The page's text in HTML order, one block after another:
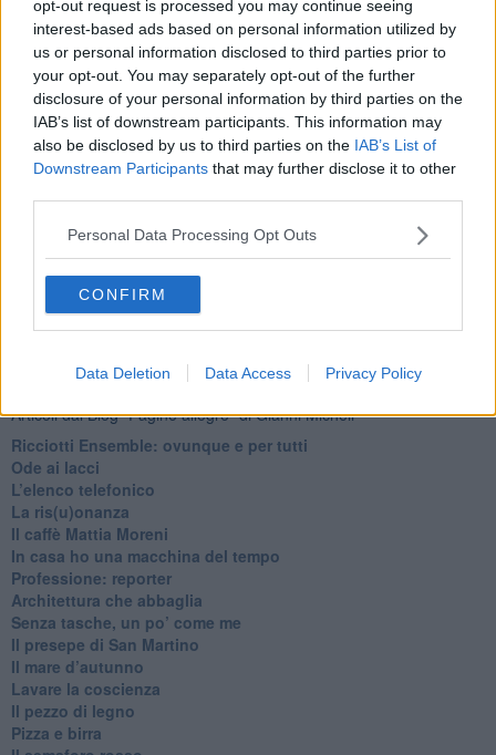
opt-out request is processed you may continue seeing
interest-based ads based on personal information utilized by
us or personal information disclosed to third parties prior to
your opt-out. You may separately opt-out of the further
disclosure of your personal information by third parties on the
IAB’s list of downstream participants. This information may
also be disclosed by us to third parties on the IAB’s List of
Downstream Participants that may further disclose it to other
Personal Data Processing Opt Outs
CONFIRM
Data Deletion Data Access Privacy Policy
Basta cliccareQUI
Fotogallery
Ti potrebbe interessare anche:
Articoli dal Blog “Pagine allegre” di Gianni Micheli
​Ricciotti Ensemble: ovunque e per tutti
Ode ai lacci
​L’elenco telefonico
​La ris(u)onanza
​Il caffè Mattia Moreni
​In casa ho una macchina del tempo
Professione: reporter
Architettura che abbaglia
​Senza tasche, un po’ come me
​Il presepe di San Martino
​Il mare d’autunno
​Lavare la coscienza
​Il pezzo di legno
​Pizza e birra